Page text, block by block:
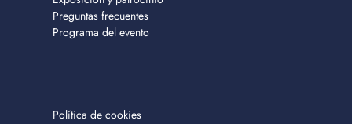
Preguntas frecuentes
Programa del evento
Política de cookies